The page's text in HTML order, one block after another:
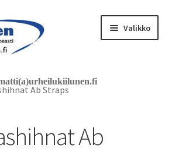
Valikko
Ab Straps
Ab